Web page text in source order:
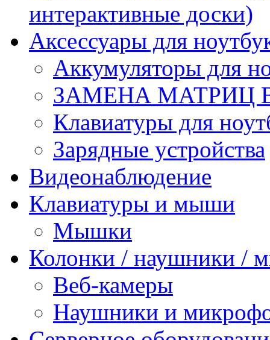
интерактивные доски)
Аксессуары для
Аккумуляторы для
ЗАМЕНА МАТРИЦ
Клавиатуры для
Зарядные устройства
Видеонаблюдение
Клавиатуры и мыши
Мышки
Колонки / наушники /
Веб-камеры
Наушники и